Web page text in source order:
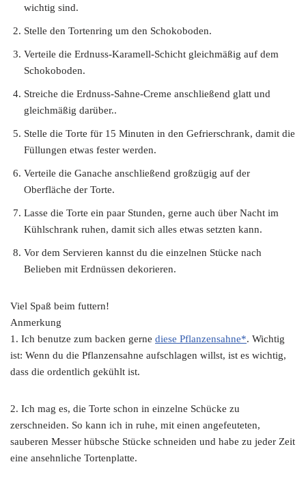
wichtig sind.
Stelle den Tortenring um den Schokoboden.
Verteile die Erdnuss-Karamell-Schicht gleichmäßig auf dem
Schokoboden.
Streiche die Erdnuss-Sahne-Creme anschließend glatt und
gleichmäßig darüber..
Stelle die Torte für 15 Minuten in den Gefrierschrank, damit die
Füllungen etwas fester werden.
Verteile die Ganache anschließend großzügig auf der
Oberfläche der Torte.
Lasse die Torte ein paar Stunden, gerne auch über Nacht im
Kühlschrank ruhen, damit sich alles etwas setzten kann.
Vor dem Servieren kannst du die einzelnen Stücke nach
Belieben mit Erdnüssen dekorieren.
Viel Spaß beim futtern!
Anmerkung
1. Ich benutze zum backen gerne diese Pflanzensahne*. Wichtig
ist: Wenn du die Pflanzensahne aufschlagen willst, ist es wichtig,
dass die ordentlich gekühlt ist.
2. Ich mag es, die Torte schon in einzelne Schücke zu
zerschneiden. So kann ich in ruhe, mit einen angefeuteten,
sauberen Messer hübsche Stücke schneiden und habe zu jeder Zeit
eine ansehnliche Tortenplatte.